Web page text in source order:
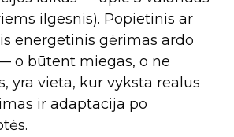
ilgesnis). Popietinis ar
energetinis gėrimas ardo
o būtent miegas, o ne
yra vieta, kur vyksta realus
ir adaptacija po